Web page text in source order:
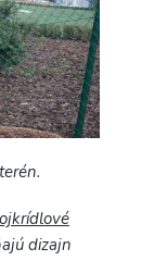
dizajn